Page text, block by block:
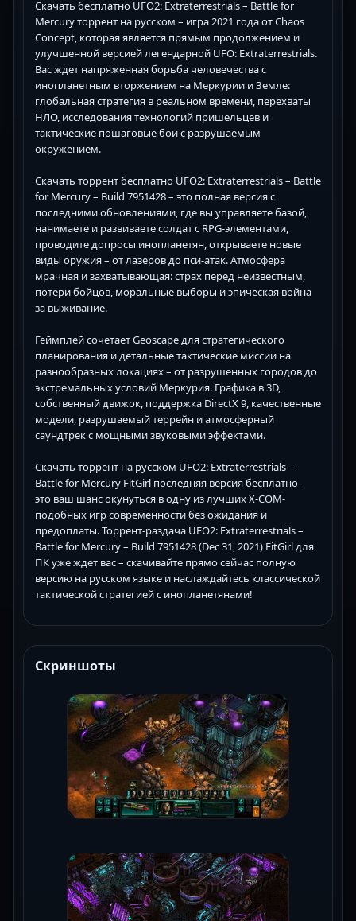
Скачать бесплатно UFO2: Extraterrestrials – Battle for
Mercury торрент на русском – игра 2021 года от Chaos
Concept, которая является прямым продолжением и
улучшенной версией легендарной UFO: Extraterrestrials.
Вас ждет напряженная борьба человечества с
инопланетным вторжением на Меркурии и Земле:
глобальная стратегия в реальном времени, перехваты
НЛО, исследования технологий пришельцев и
тактические пошаговые бои с разрушаемым
окружением.
Скачать торрент бесплатно UFO2: Extraterrestrials – Battle
for Mercury – Build 7951428 – это полная версия с
последними обновлениями, где вы управляете базой,
нанимаете и развиваете солдат с RPG-элементами,
проводите допросы инопланетян, открываете новые
виды оружия – от лазеров до пси-атак. Атмосфера
мрачная и захватывающая: страх перед неизвестным,
потери бойцов, моральные выборы и эпическая война
за выживание.
Геймплей сочетает Geoscape для стратегического
планирования и детальные тактические миссии на
разнообразных локациях – от разрушенных городов до
экстремальных условий Меркурия. Графика в 3D,
собственный движок, поддержка DirectX 9, качественные
модели, разрушаемый террейн и атмосферный
саундтрек с мощными звуковыми эффектами.
Скачать торрент на русском UFO2: Extraterrestrials –
Battle for Mercury FitGirl последняя версия бесплатно –
это ваш шанс окунуться в одну из лучших X-COM-
подобных игр современности без ожидания и
предоплаты. Торрент-раздача UFO2: Extraterrestrials –
Battle for Mercury – Build 7951428 (Dec 31, 2021) FitGirl для
ПК уже ждет вас – скачивайте прямо сейчас полную
версию на русском языке и наслаждайтесь классической
тактической стратегией с инопланетянами!
Скриншоты